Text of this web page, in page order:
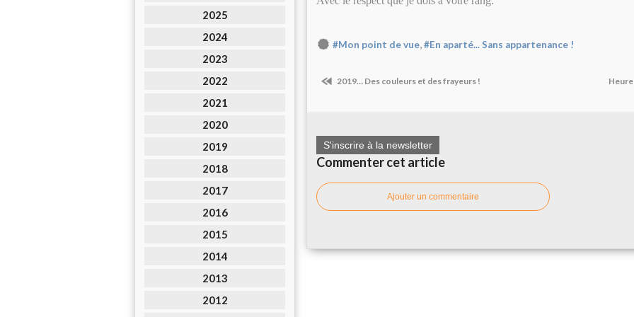
2025
2024
2023
2022
2021
2020
2019
2018
2017
2016
2015
2014
2013
2012
#Mon point de vue,#En aparté... Sans appartenance !
2019… Des couleurs et des frayeurs !
S'inscrire à la newsletter
Commenter cet article
Ajouter un commentaire